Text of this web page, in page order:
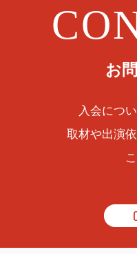
お
入会につ
取材や出演